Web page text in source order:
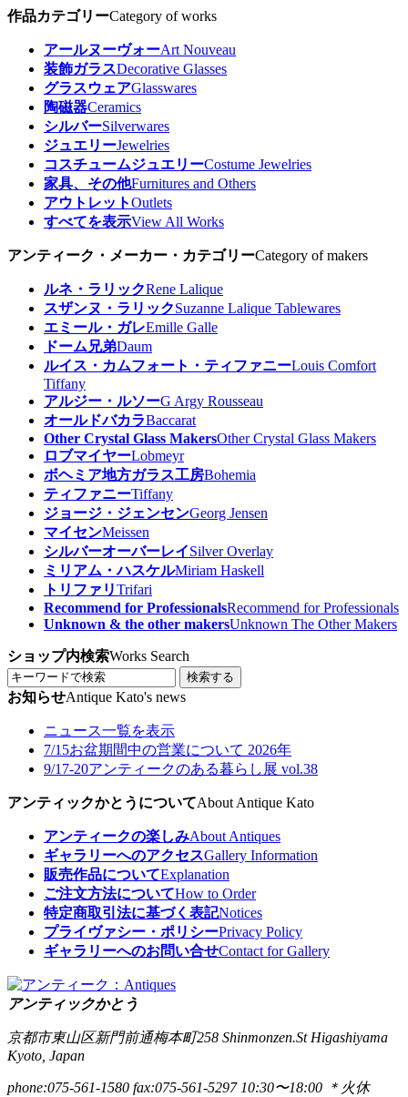
作品カテゴリーCategory of works
アールヌーヴォーArt Nouveau
装飾ガラスDecorative Glasses
グラスウェアGlasswares
陶磁器Ceramics
シルバーSilverwares
ジュエリーJewelries
コスチュームジュエリーCostume Jewelries
家具、その他Furnitures and Others
アウトレットOutlets
すべてを表示View All Works
アンティーク・メーカー・カテゴリーCategory of makers
ルネ・ラリックRene Lalique
スザンヌ・ラリックSuzanne Lalique Tablewares
エミール・ガレEmille Galle
ドーム兄弟Daum
ルイス・カムフォート・ティファニーLouis Comfort
Tiffany
アルジー・ルソーG Argy Rousseau
オールドバカラBaccarat
Other Crystal Glass MakersOther Crystal Glass Makers
ロブマイヤーLobmeyr
ボヘミア地方ガラス工房Bohemia
ティファニーTiffany
ジョージ・ジェンセンGeorg Jensen
マイセンMeissen
シルバーオーバーレイSilver Overlay
ミリアム・ハスケルMiriam Haskell
トリファリTrifari
Recommend for ProfessionalsRecommend for Professionals
Unknown & the other makersUnknown The Other Makers
ショップ内検索Works Search
検索する
お知らせAntique Kato's news
ニュース一覧を表示
7/15お盆期間中の営業について 2026年
9/17-20アンティークのある暮らし展 vol.38
アンティックかとうについてAbout Antique Kato
アンティークの楽しみAbout Antiques
ギャラリーへのアクセスGallery Information
販売作品についてExplanation
ご注文方法についてHow to Order
特定商取引法に基づく表記Notices
プライヴァシー・ポリシーPrivacy Policy
ギャラリーへのお問い合せContact for Gallery
アンティックかとう
京都市東山区新門前通梅本町258 Shinmonzen.St Higashiyama
Kyoto, Japan
phone:075-561-1580 fax:075-561-5297 10:30〜18:00 ＊火休